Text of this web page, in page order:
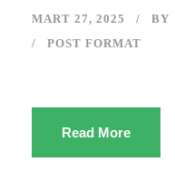
MART 27, 2025 BY
POST FORMAT
Read More